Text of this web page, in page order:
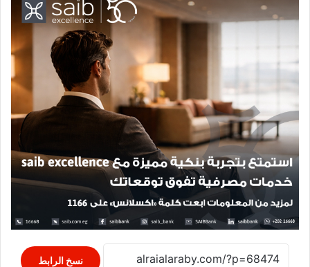
نسخ الرابط